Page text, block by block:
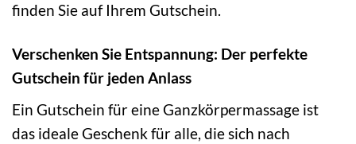
finden Sie auf Ihrem Gutschein.
Verschenken Sie Entspannung: Der perfekte
Gutschein für jeden Anlass
Ein Gutschein für eine Ganzkörpermassage ist
das ideale Geschenk für alle, die sich nach